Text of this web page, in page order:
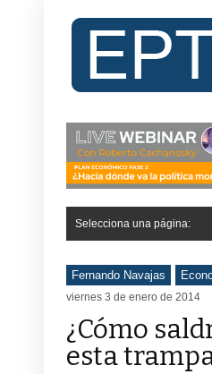
Selecciona una página:
Fernando Navajas
viernes 3 de enero de 2014
¿Cómo
esta